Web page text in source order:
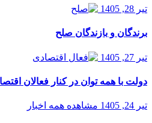
تیر 28, 1405
برندگان و بازندگان صلح
تیر 27, 1405
دولت با همه توان در کنار فعالان
تیر 24, 1405 مشاهده همه اخبار